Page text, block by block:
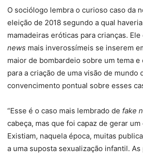
O sociólogo lembra o curioso caso da
eleição de 2018 segundo a qual
mamadeiras eróticas para crianças.
news mais inverossímeis se inserem
maior de bombardeio sobre um tema
para a criação de uma visão de mundo
convencimento pontual sobre esses
“Esse é o caso mais lembrado de fake
cabeça, mas que foi capaz de gerar
Existiam, naquela época, muitas
a uma suposta sexualização infantil. As